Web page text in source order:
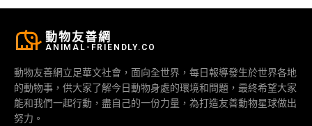
動物友善網
ANIMAL-FRIENDLY.CO
動物友善網立足華文社會，面向全世界，每日報導發生於世界各地
的動物事，供大家了解今日動物身處的環境和問題，最終希望大家
能和我們一起行動，盡自己的一份力量，為打造友善動物星球做出
努力。